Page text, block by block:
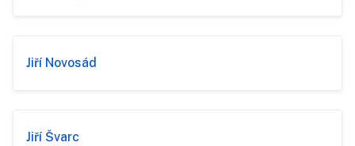
Jiří Novosád
Jiří Švarc